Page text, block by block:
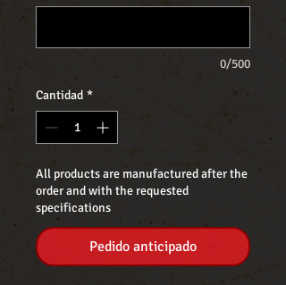
0/500
Cantidad *
All products are manufactured after the
order and with the requested
specifications
Pedido anticipado